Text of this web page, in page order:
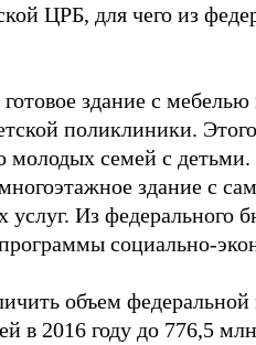
ЦРБ, для чего из
здание с
поликлиники.
молодых семей с
здание с
Из федерального
социально-
объем
в 2016 году до 776,5